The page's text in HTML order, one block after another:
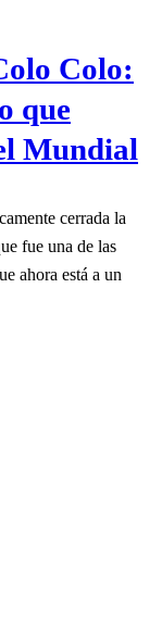
Colo:
que
Mundial
cerrada la
fue una de las
ahora está a un